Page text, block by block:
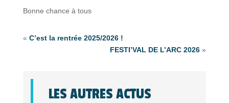
Bonne chance à tous
« C’est la rentrée 2025/2026 !
FESTI’VAL DE L’ARC 2026 »
LES AUTRES ACTUS